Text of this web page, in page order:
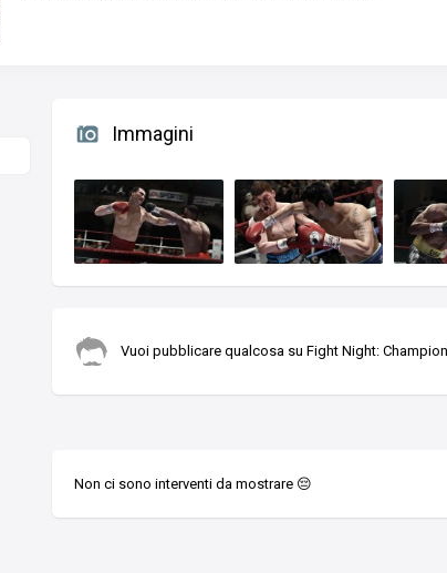
Immagini
Vuoi pubblicare qualcosa su Fight Night:
Non ci sono interventi da mostrare 😔